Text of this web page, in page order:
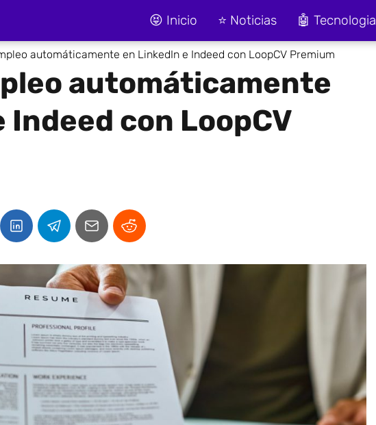
😝 Inicio ⭐ Noticias 🤖 Tecnologia
automáticamente en LinkedIn e Indeed con LoopCV Premium
automáticamente
Indeed con LoopCV